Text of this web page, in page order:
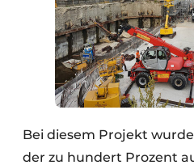
Bei diesem Projekt
der zu hundert Prozent